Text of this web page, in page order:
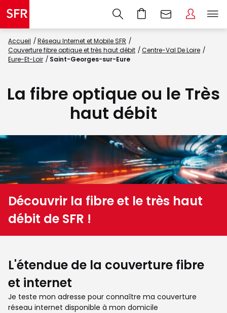
Accueil
Réseau Internet et Mobile SFR
Couverture fibre optique et très haut débit
Centre-Val De Loire
Eure-Et-Loir
Saint-Georges-sur-Eure
La fibre optique ou le Très
haut débit
Découvrir la fibre et le très haut
débit de SFR !
L'étendue de la couverture fibre
et internet
Je teste mon adresse pour connaître ma couverture
réseau internet disponible à mon domicile